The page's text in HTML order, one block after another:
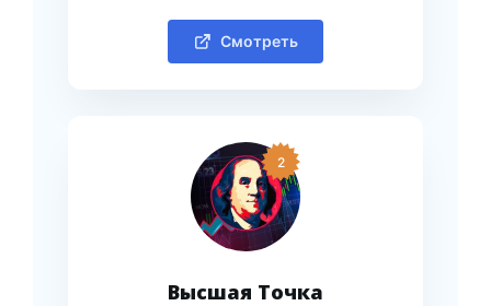
Смотреть
2
Высшая Точка